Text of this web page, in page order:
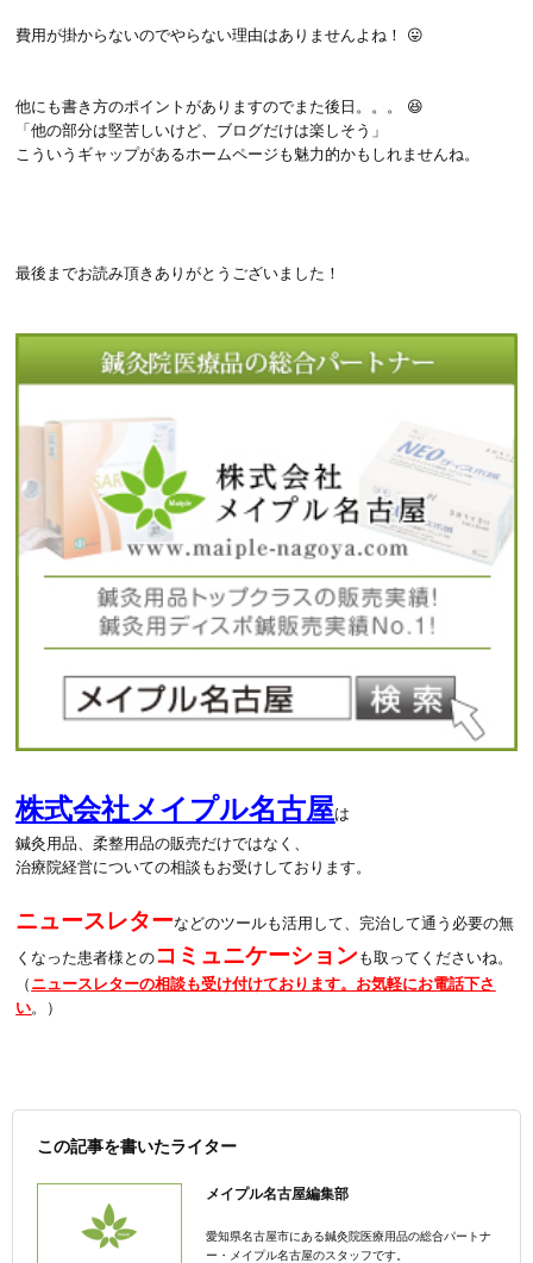
費用が掛からないのでやらない理由はありませんよね！ 😛
他にも書き方のポイントがありますのでまた後日。。。 😆
「他の部分は堅苦しいけど、ブログだけは楽しそう」
こういうギャップがあるホームページも魅力的かもしれませんね。
最後までお読み頂きありがとうございました！
株式会社メイプル名古屋は
鍼灸用品、柔整用品の販売だけではなく、
治療院経営についての相談もお受けしております。
ニュースレターなどのツールも活用して、完治して通う必要の無
くなった患者様とのコミュニケーション も取ってくださいね。
（ ニュースレターの相談も受け付けております。お気軽にお電話下さ
い。）
この記事を書いたライター
メイプル名古屋編集部
愛知県名古屋市にある鍼灸院医療用品の総合パートナ
ー・メイプル名古屋のスタッフです。